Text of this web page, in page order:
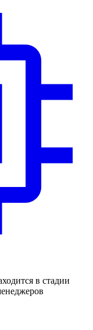
в стадии